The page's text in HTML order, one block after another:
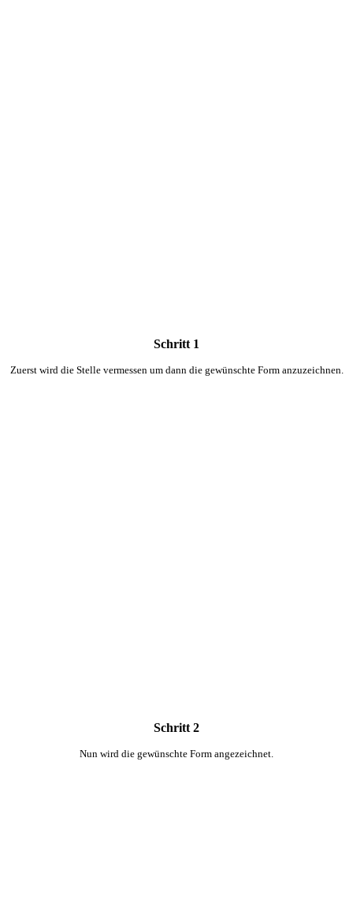
Schritt 1
Zuerst wird die Stelle vermessen um dann die gewünschte Form anzuzeichnen.
Schritt 2
Nun wird die gewünschte Form angezeichnet.